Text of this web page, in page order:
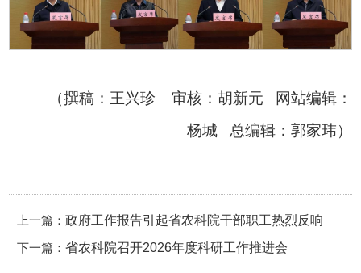
（撰稿：王兴珍 审核：胡新元 网站编辑：
杨城 总编辑：郭家玮）
上一篇：政府工作报告引起省农科院干部职工热烈反响
下一篇：省农科院召开2026年度科研工作推进会